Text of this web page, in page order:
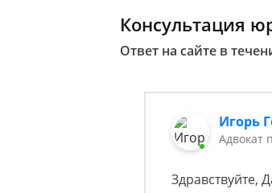
Консультация
Ответ на сайте в
Игорь
Адвокат
Здравствуйте,